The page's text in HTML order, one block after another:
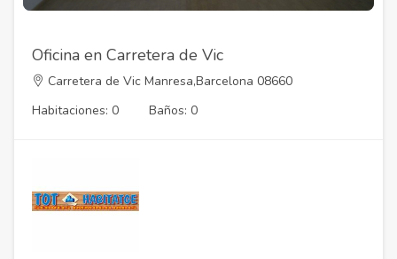
Oficina en Carretera de Vic
Carretera de Vic Manresa,Barcelona 08660
Habitaciones: 0
Baños: 0